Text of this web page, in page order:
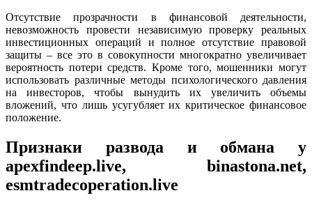
Отсутствие прозрачности в финансовой деятельности,
невозможность провести независимую проверку реальных
инвестиционных операций и полное отсутствие правовой
защиты – все это в совокупности многократно увеличивает
вероятность потери средств. Кроме того, мошенники могут
использовать различные методы психологического давления
на инвесторов, чтобы вынудить их увеличить объемы
вложений, что лишь усугубляет их критическое финансовое
положение.
Признаки развода и обмана у
apexfindeep.live, binastona.net,
esmtradecoperation.live